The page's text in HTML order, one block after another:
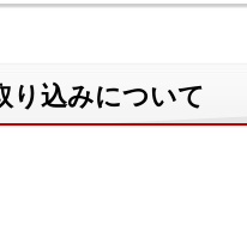
り込みについて